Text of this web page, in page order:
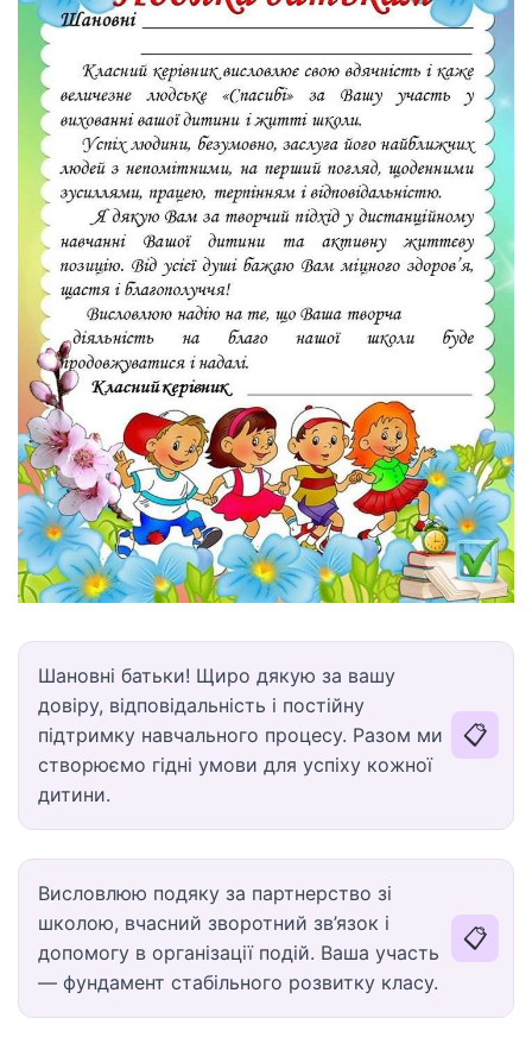
Шановні батьки! Щиро дякую за вашу
довіру, відповідальність і постійну
підтримку навчального процесу. Разом ми
створюємо гідні умови для успіху кожної
дитини.
📋
Висловлюю подяку за партнерство зі
школою, вчасний зворотний зв’язок і
допомогу в організації подій. Ваша участь
— фундамент стабільного розвитку класу.
📋